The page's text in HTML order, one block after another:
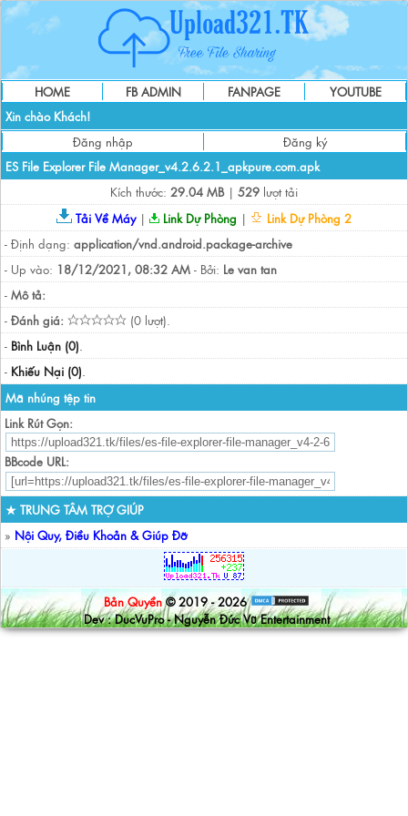
HOME FB ADMIN FANPAGE
YOUTUBE
Xin chào Khách!
Đăng nhập
Đăng ký
ES File Explorer File Manager_v4.2.6.2.1_apkpure.com.apk
Kích thước: 29.04 MB| 529 lượt tải
Tải Về Máy| Link Dự Phòng |
Link Dự Phòng 2
- Định dạng: application/vnd.android.package-archive
- Up vào: 18/12/2021, 08:32 AM - Bởi: Le van tan
- Mô tả:
- Đánh giá:
(0 lượt).
- Bình Luận (0).
- Khiếu Nại (0).
Mã nhúng tệp tin
Link Rút Gọn:
BBcode URL:
★ TRUNG TÂM TRỢ GIÚP
» Nội Quy, Điều Khoản & Giúp Đỡ
Bản Quyền © 2019 - 2026
Dev : DucVuPro - Nguyễn Đức Vũ Entertainment